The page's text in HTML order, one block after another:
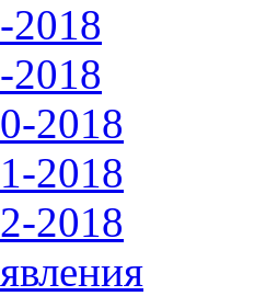
2018
2018
2018